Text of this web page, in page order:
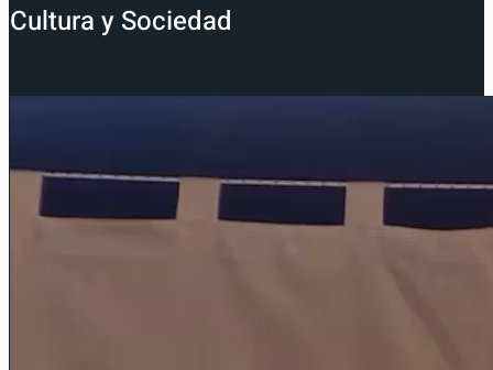
Cultura y Sociedad